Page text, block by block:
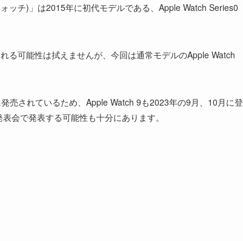
ッチ)」は2015年に初代モデルである、Apple Watch Series0
る可能性は拭えませんが、今回は通常モデルのApple Watch
売されているため、Apple Watch 9も2023年の9月、10月に登
会で発表する可能性も十分にあります。